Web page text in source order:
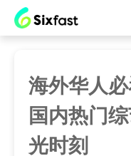
海外华人
国内热门
光时刻